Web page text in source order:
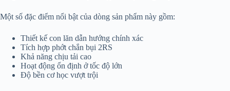
Một số đặc điểm nổi bật của dòng sản phẩm này gồm:
Thiết kế con lăn dẫn hướng chính xác
Tích hợp phớt chắn bụi 2RS
Khả năng chịu tải cao
Hoạt động ổn định ở tốc độ lớn
Độ bền cơ học vượt trội